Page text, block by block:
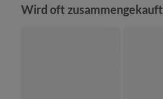
Produktgalerie überspringen
Wird oft zusammengekauft